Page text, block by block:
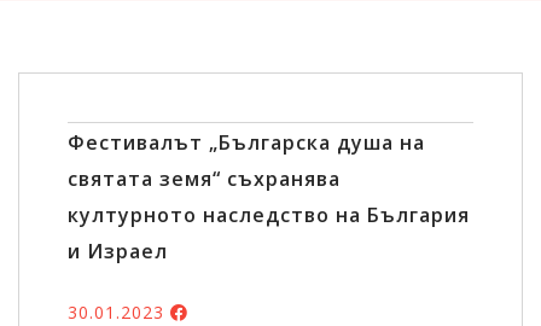
Фестивалът „Българска душа на
святата земя“ съхранява
културното наследство на България
и Израел
30.01.2023